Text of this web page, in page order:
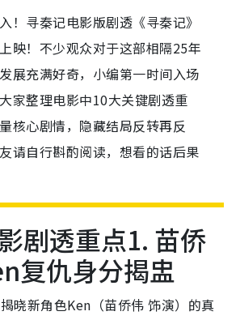
！寻秦记电影版剧透《寻秦记》
映！不少观众对于这部相隔25年
展充满好奇，小编第一时间入场
家整理电影中10大关键剧透重
核心剧情，隐藏结局反转再反
请自行斟酌阅读，想看的话后果
剧透重点1. 苗侨
复仇身分揭盅
晓新角色Ken（苗侨伟 饰演）的真